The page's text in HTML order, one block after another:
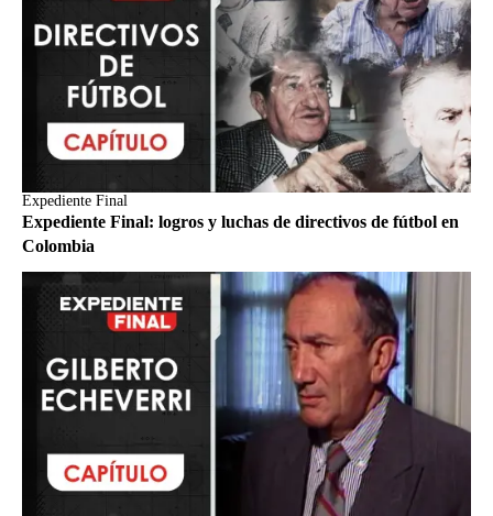
Expediente Final
Expediente Final: logros y luchas de directivos de fútbol en
Colombia